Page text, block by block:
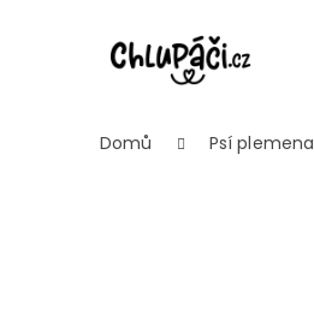
Domů Psí plemena
ZPĚT
OBCHODU
ZPĚT
OBCHODU